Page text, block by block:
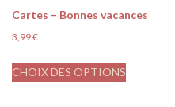
Cartes – Bonnes vacances
3,99€
CHOIX DES OPTIONS